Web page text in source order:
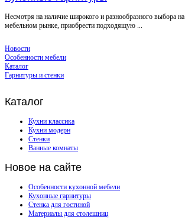
Несмотря на наличие широкого и разнообразного выбора на
мебельном рынке, приобрести подходящую ...
Новости
Особенности мебели
Каталог
Гарнитуры и стенки
Каталог
Кухни классика
Кухни модерн
Стенки
Ванные комнаты
Новое на сайте
Особенности кухонной мебели
Кухонные гарнитуры
Стенка для гостиной
Материалы для столешниц